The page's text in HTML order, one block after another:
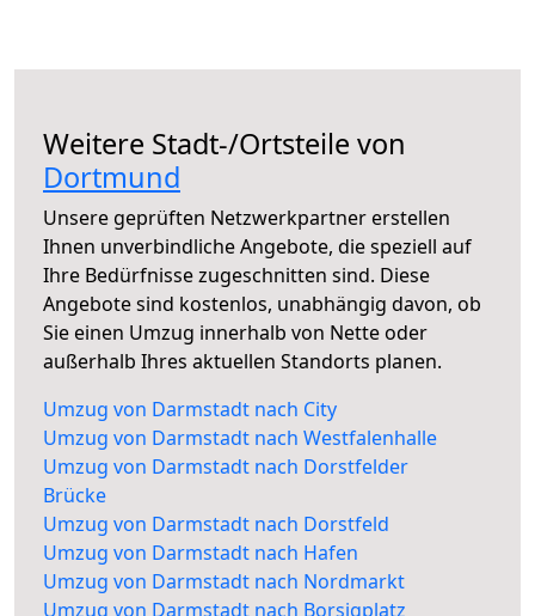
Weitere Stadt-/Ortsteile von
Dortmund
Unsere geprüften Netzwerkpartner erstellen
Ihnen unverbindliche Angebote, die speziell auf
Ihre Bedürfnisse zugeschnitten sind. Diese
Angebote sind kostenlos, unabhängig davon, ob
Sie einen Umzug innerhalb von Nette oder
außerhalb Ihres aktuellen Standorts planen.
Umzug von Darmstadt nach City
Umzug von Darmstadt nach Westfalenhalle
Umzug von Darmstadt nach Dorstfelder
Brücke
Umzug von Darmstadt nach Dorstfeld
Umzug von Darmstadt nach Hafen
Umzug von Darmstadt nach Nordmarkt
Umzug von Darmstadt nach Borsigplatz